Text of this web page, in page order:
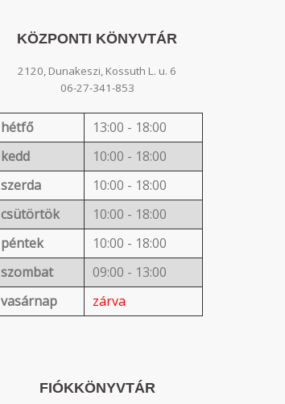
KÖZPONTI KÖNYVTÁR
2120, Dunakeszi, Kossuth L. u. 6
06-27-341-853
hétfő
13:00 - 18:00
kedd
10:00 - 18:00
szerda
10:00 - 18:00
csütörtök
10:00 - 18:00
péntek
10:00 - 18:00
szombat
09:00 - 13:00
vasárnap
zárva
FIÓKKÖNYVTÁR